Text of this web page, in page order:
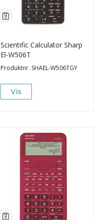
Scientific Calculator Sharp
El-W506T
Produktnr. SHAEL-W506TGY
Vis